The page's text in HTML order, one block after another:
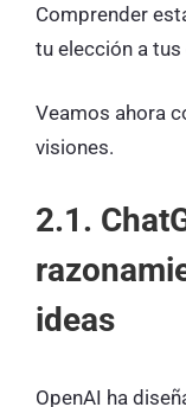
Comprender
tu elección a
Veamos ahora
visiones.
2.1.
ideas
OpenAI ha